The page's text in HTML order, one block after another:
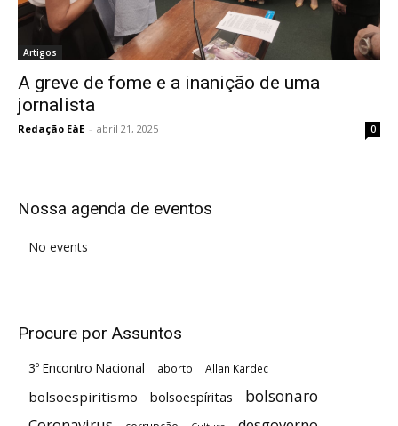
Artigos
A greve de fome e a inanição de uma
jornalista
Redação EàE - abril 21, 2025 0
Nossa agenda de eventos
No events
Procure por Assuntos
3º Encontro Nacional aborto Allan Kardec
bolsoespiritismo bolsoespíritas bolsonaro